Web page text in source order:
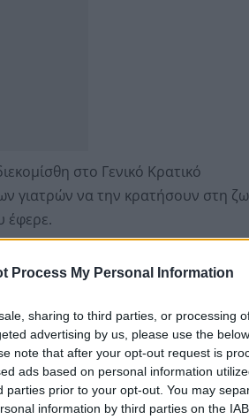
Process My Personal Information
sharing to third parties, or processing
advertising by us, please use the
note that after your opt-out request is
ads based on personal information
parties prior to your opt-out. You may
information by third parties on the
στο Γενικό Κρατικό
γιατρών να την κρατήσουν στη
έφερε.
του δυστυχήματος